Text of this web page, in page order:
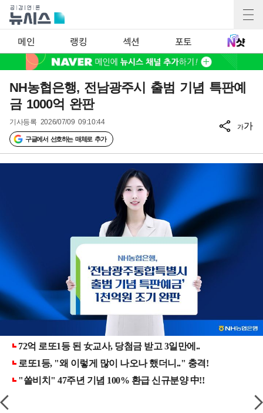
메인 랭킹 섹션 포토
NH농협은행, 전남광주시 출범 기념 특판예
금 1000억 완판
기사등록 2026/07/09 09:10:44
구글에서 선호하는 매체로 추가
가가